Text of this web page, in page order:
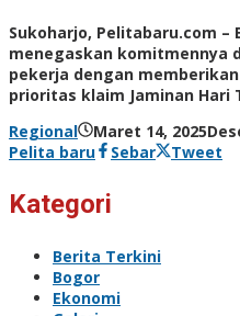
Sukoharjo, Pelitabaru.com –
menegaskan komitmennya
pekerja dengan
prioritas klaim Jaminan Hari
Regional
Maret 14, 2025
Pelita baru
Sebar Tweet
Kategori
Berita Terkini
Bogor
Ekonomi